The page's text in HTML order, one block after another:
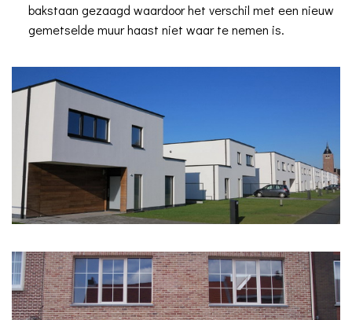
bakstaan gezaagd waardoor het verschil met een nieuw
gemetselde muur haast niet waar te nemen is.